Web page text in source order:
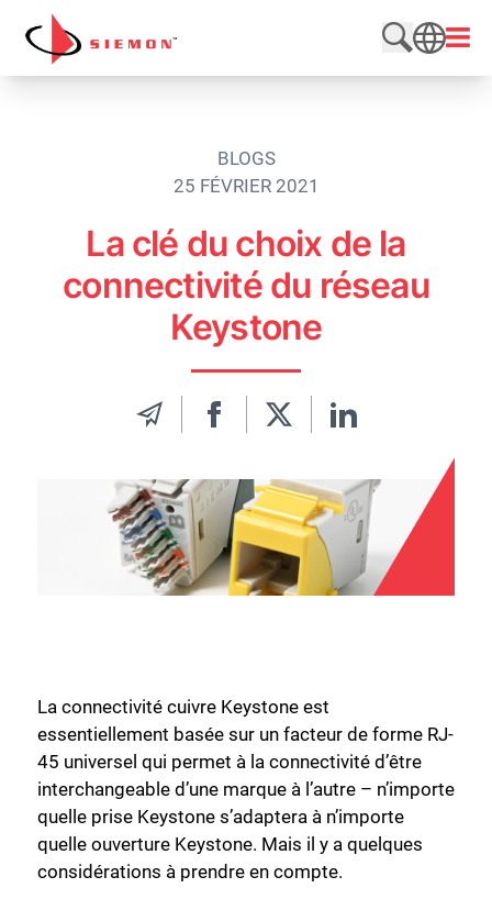
Aller au contenu
SEARCH
BLOGS
25 FÉVRIER 2021
La clé du choix de la
connectivité du réseau
Keystone
La connectivité cuivre Keystone est
essentiellement basée sur un facteur de forme RJ-
45 universel qui permet à la connectivité d’être
interchangeable d’une marque à l’autre – n’importe
quelle prise Keystone s’adaptera à n’importe
quelle ouverture Keystone. Mais il y a quelques
considérations à prendre en compte.